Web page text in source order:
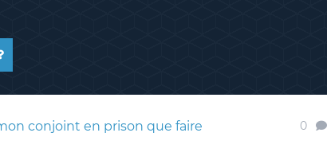
conjoint en prison que faire 0